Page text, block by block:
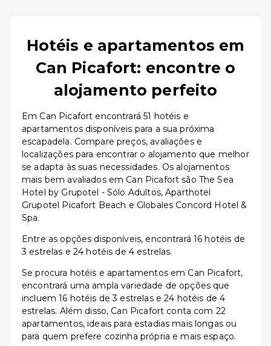
Hotéis e apartamentos em
Can Picafort: encontre o
alojamento perfeito
Em Can Picafort encontrará 51 hotéis e
apartamentos disponíveis para a sua próxima
escapadela. Compare preços, avaliações e
localizações para encontrar o alojamento que melhor
se adapta às suas necessidades. Os alojamentos
mais bem avaliados em Can Picafort são The Sea
Hotel by Grupotel - Sólo Adultos, Aparthotel
Grupotel Picafort Beach e Globales Concord Hotel &
Spa.
Entre as opções disponíveis, encontrará 16 hotéis de
3 estrelas e 24 hotéis de 4 estrelas.
Se procura hotéis e apartamentos em Can Picafort,
encontrará uma ampla variedade de opções que
incluem 16 hotéis de 3 estrelas e 24 hotéis de 4
estrelas. Além disso, Can Picafort conta com 22
apartamentos, ideais para estadias mais longas ou
para quem prefere cozinha própria e mais espaço.